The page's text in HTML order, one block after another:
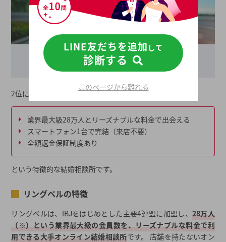
2位にはリングベルがランクインしました。
業界最大級28万人とリーズナブルな料金で出会える
スマートフォン1台で完結（来店不要）
全額返金保証制度あり
という特徴的な結婚相談所です。
リングベルの特徴
リングベルは、IBJをはじめとした主要4連盟に加盟し、 28万人
（※）という業界最大級の会員数を、リーズナブルな料金で利
用できる大手オンライン結婚相談所です。 店舗を持たないオン
LINE友だちを追加 して
診断する
このページから離れる